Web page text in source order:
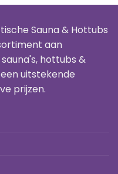
Sauna & Hottubs
aan
hottubs &
uitstekende
prijzen.